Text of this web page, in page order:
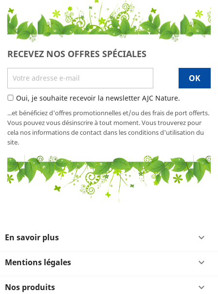
RECEVEZ NOS OFFRES SPÉCIALES
Oui, je souhaite recevoir la newsletter AJC Nature.
...et bénéficiez d'offres promotionnelles et/ou des frais de port offerts.
Vous pouvez vous désinscrire à tout moment. Vous trouverez pour
cela nos informations de contact dans les conditions d'utilisation du
site.
En savoir plus 
Mentions légales 
Nos produits 